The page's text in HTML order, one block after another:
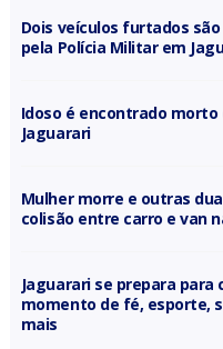
Dois veículos furtados
pela Polícia Militar em
Idoso é encontrado morto
Jaguarari
Mulher morre e outras
colisão entre carro e van
Jaguarari se prepara
momento de fé, esporte,
mais